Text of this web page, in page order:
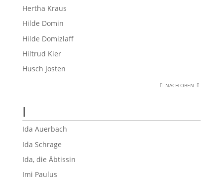
Hertha Kraus
Hilde Domin
Hilde Domizlaff
Hiltrud Kier
Husch Josten
NACH OBEN
I
Ida Auerbach
Ida Schrage
Ida, die Äbtissin
Imi Paulus